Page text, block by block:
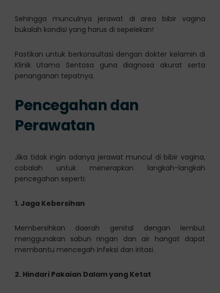
Sehingga munculnya jerawat di area bibir vagina
bukalah kondisi yang harus di sepelekan!
Pastikan untuk berkonsultasi dengan dokter kelamin di
Klinik Utama Sentosa guna diagnosa akurat serta
penanganan tepatnya.
Pencegahan dan
Perawatan
Jika tidak ingin adanya jerawat muncul di bibir vagina,
cobalah untuk menerapkan langkah-langkah
pencegahan seperti:
1. Jaga Kebersihan
Membersihkan daerah genital dengan lembut
menggunakan sabun ringan dan air hangat dapat
membantu mencegah infeksi dan iritasi.
2. Hindari Pakaian Dalam yang Ketat